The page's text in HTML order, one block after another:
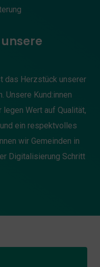
das Herzstück unserer
Unsere Kund:innen
legen Wert auf Qualität,
ein respektvolles
wir Gemeinden in
Digitalisierung Schritt